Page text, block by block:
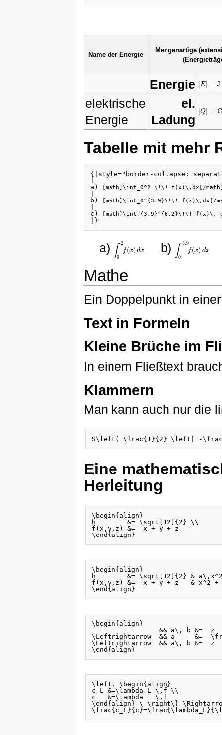
Name der Energie
Mengenartige
Energie [E] = J
[E] =J
elektrische
Energie
el.
Ladung
[Q] = C
[Q ]=
Tabelle mit mehr
{|style="border-collapse:
a)
[math]\int_0^2 \!\! f(x)\,dx[/
b)
[math]\int_0^{3.9}\!\! f(x)\,dx[/
c)
[math]\int_{3.9}^{6.2}\!\! f(x)\,
|}
a) ∫ 2
0
f(x) dx
∫ 2f(x)d x b) ∫ 3.9
0
f(x) dx
∫ 3.9f(x)dx
Mathe
Ein Doppelpunkt in
Text in Formeln
Kleine Brüche im
In einem Fließtext
Klammern
Man kann auch nur die
Eine
Herleitung
\begin{align}
h        &= \sqrt[12]{2} \\
f(x,y,z) &=  x + y + z
\begin{align}
h        &= \sqrt[12]{2} &
f(x,y,z) &=  x + y + z   & x^2 +
\begin{align}
&& a\, b &=  z
\Leftrightarrow  && a     &=
\Leftrightarrow  && a\,
\left. \begin{align}
c_L &=\lambda_L \,f \\
c   &=\lambda   \,f
\end{align} \ \right\}